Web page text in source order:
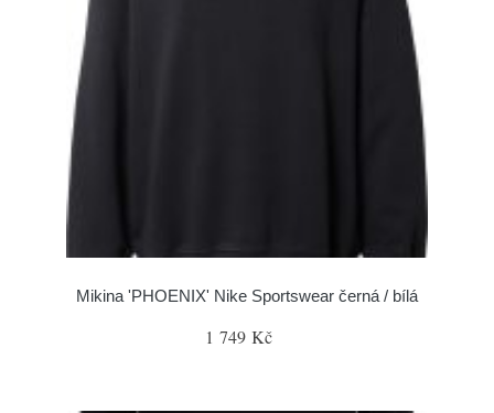
Mikina 'PHOENIX' Nike Sportswear černá / bílá
1 749 Kč